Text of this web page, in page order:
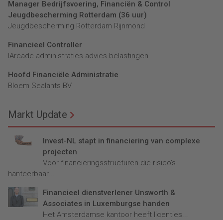
Manager Bedrijfsvoering, Financiën & Control
Jeugdbescherming Rotterdam (36 uur)
Jeugdbescherming Rotterdam Rijnmond
Financieel Controller
lArcade administraties-advies-belastingen
Hoofd Financiële Administratie
Bloem Sealants BV
Markt Update
Invest-NL stapt in financiering van complexe
projecten
Voor financieringsstructuren die risico’s
hanteerbaar...
Financieel dienstverlener Unsworth &
Associates in Luxemburgse handen
Het Amsterdamse kantoor heeft licenties...